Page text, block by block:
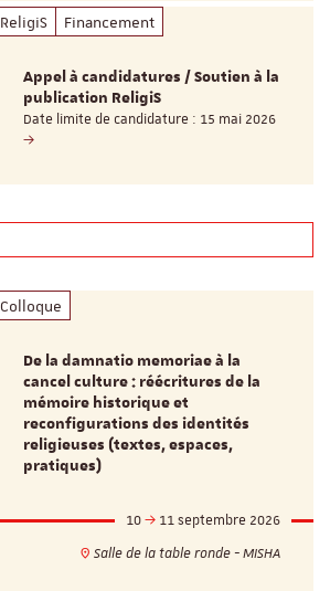
ReligiS Financement
Appel à candidatures / Soutien à la
publication ReligiS
Date limite de candidature : 15 mai 2026
Colloque
De la damnatio memoriae à la
cancel culture : réécritures de la
mémoire historique et
reconfigurations des identités
religieuses (textes, espaces,
pratiques)
10
11 septembre 2026
Salle de la table ronde - MISHA